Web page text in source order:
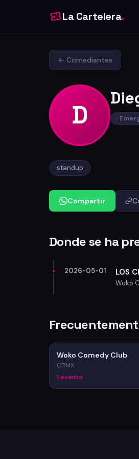
La Cartelera.
← Comediantes
D ·
standup
Compartir
Donde se ha
2026-05-01 LOS
Woko
Woko Comedy Club
CDMX
1 evento